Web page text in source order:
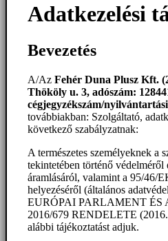
Adatkezelési
Bevezetés
A/Az Fehér Duna Plusz Kft.
Thököly u. 3, adószám:
cégjegyzékszám/
továbbiakban: Szolgáltató,
következő szabályzatnak:
A természetes személyeknek a
tekintetében történő védelméről
áramlásáról, valamint a 95/46/
helyezéséről (általános
EURÓPAI PARLAMENT ÉS
2016/679 RENDELETE
alábbi tájékoztatást adjuk.